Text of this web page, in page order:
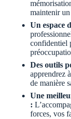
maintenir
Un espace
confidentiel
Des outils
apprendrez
de manière
Une
:
forces, vos